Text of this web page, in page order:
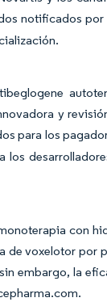
notificados
y
para los
con
voxelotor por
embargo, la